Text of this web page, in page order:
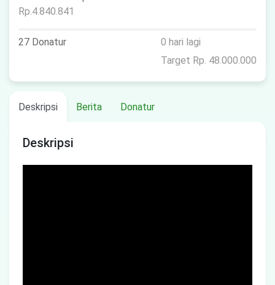
Rp.4.840.841
27 Donatur
0 hari lagi
Target Rp. 48.000.000
Deskripsi Berita Donatur
Deskripsi